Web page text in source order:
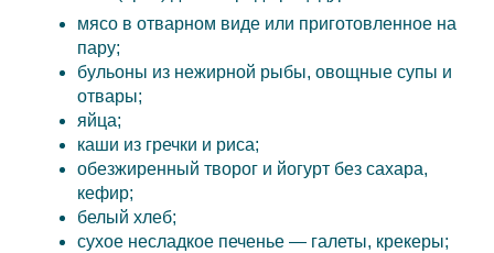
мясо в отварном виде или приготовленное на
пару;
бульоны из нежирной рыбы, овощные супы и
отвары;
яйца;
каши из гречки и риса;
обезжиренный творог и йогурт без сахара,
кефир;
белый хлеб;
сухое несладкое печенье — галеты, крекеры;